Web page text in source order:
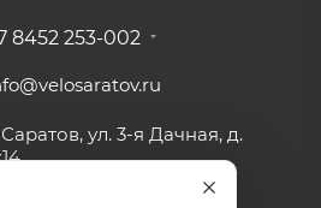
8452 253-002
Саратов, ул. 3-я Дачная, д.